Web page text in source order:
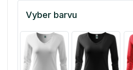
Vyber barvu